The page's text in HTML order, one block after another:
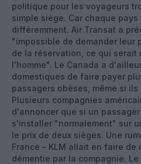
politique pour les voyageurs
simple siège. Car chaque
différemment. Air Transat a
"impossible de demander leur
de la réservation, ce qui
l'homme". Le Canada a
domestiques de faire payer
passagers obèses, même si
Plusieurs compagnies
d'annoncer que si un
s'installer "normalement" sur
le prix de deux sièges. Une
France – KLM allait en faire de
démentie par la compagnie.